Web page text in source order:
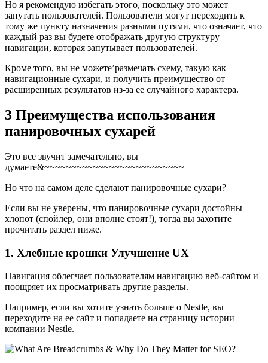
Но я рекомендую избегать этого, поскольку это может
запутать пользователей. Пользователи могут переходить к
тому же пункту назначения разными путями, что означает, что
каждый раз вы будете отображать другую структуру
навигации, которая запутывает пользователей.
Кроме того, вы не можете’размечать схему, такую ​​как
навигационные сухари, и получить преимущество от
расширенных результатов из-за ее случайного характера.
3 Преимущества использования
панировочных сухарей
Это все звучит замечательно, вы
думаете&~~~~~~~~~~~~~~~~~~~~~~~~~~
Но что на самом деле сделают панировочные сухари?
Если вы не уверены, что панировочные сухари достойны
хлопот (спойлер, они вполне стоят!), тогда вы захотите
прочитать раздел ниже.
1. Хлебные крошки Улучшение UX
Навигация облегчает пользователям навигацию веб-сайтом и
поощряет их просматривать другие разделы.
Например, если вы хотите узнать больше о Nestle, вы
переходите на ее сайт и попадаете на страницу истории
компании Nestle.